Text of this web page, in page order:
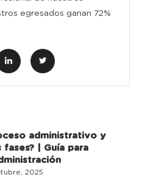
egresados ganan 72%
administrativo y
fases? | Guía para
2025